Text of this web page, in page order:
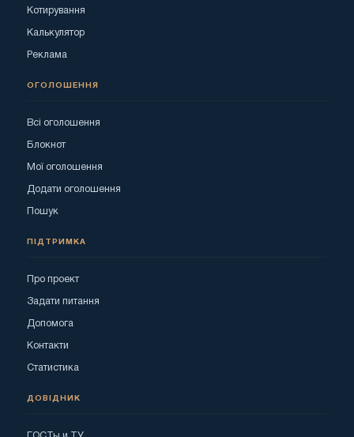
Котирування
Калькулятор
Реклама
ОГОЛОШЕННЯ
Всі оголошення
Блокнот
Мої оголошення
Додати оголошення
Пошук
ПІДТРИМКА
Про проект
Задати питання
Допомога
Контакти
Статистика
ДОВІДНИК